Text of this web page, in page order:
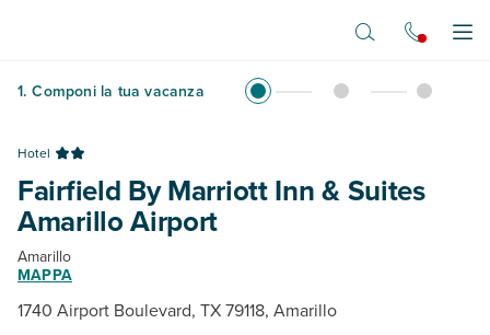
1. Componi la tua vacanza
Hotel
Fairfield By Marriott Inn & Suites
Amarillo Airport
Amarillo
MAPPA
1740 Airport Boulevard, TX 79118, Amarillo